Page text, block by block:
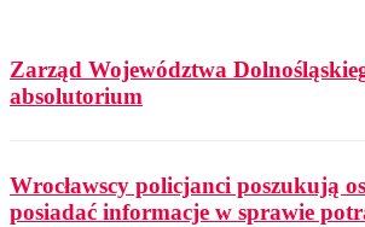
Zarząd Województwa
absolutorium
Wrocławscy policjanci poszukują
posiadać informacje w sprawie